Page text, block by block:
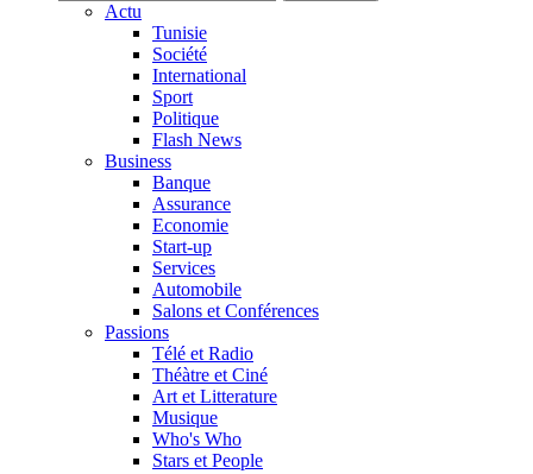
Actu
Tunisie
Société
International
Sport
Politique
Flash News
Business
Banque
Assurance
Economie
Start-up
Services
Automobile
Salons et Conférences
Passions
Télé et Radio
Théàtre et Ciné
Art et Litterature
Musique
Who's Who
Stars et People